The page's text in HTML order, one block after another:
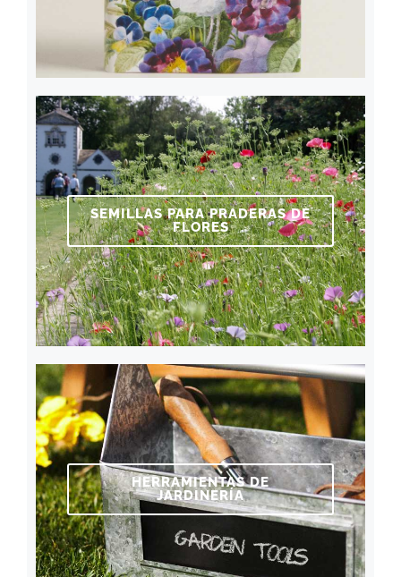
SEMILLAS PARA PRADERAS DE
FLORES
HERRAMIENTAS DE
JARDINERÍA